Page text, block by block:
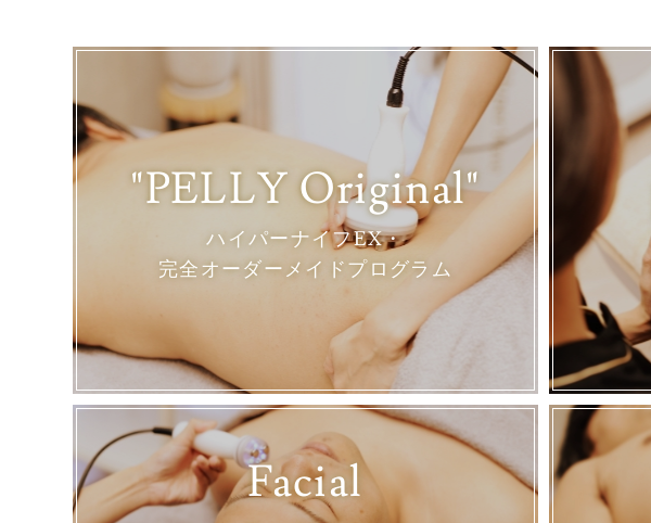
"PELLY Original"
ハイパーナイフEX・
完全オーダーメイドプログラム
Facial